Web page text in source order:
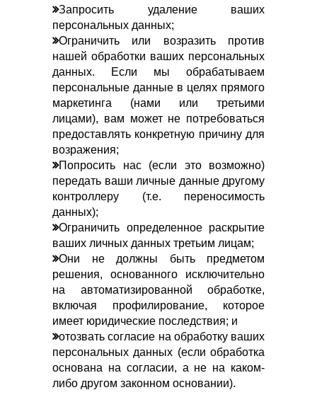
Запросить удаление ваших
персональных данных;
Ограничить или возразить против
нашей обработки ваших персональных
данных. Если мы обрабатываем
персональные данные в целях прямого
маркетинга (нами или третьими
лицами), вам может не потребоваться
предоставлять конкретную причину для
возражения;
Попросить нас (если это возможно)
передать ваши личные данные другому
контроллеру (т.е. переносимость
данных);
Ограничить определенное раскрытие
ваших личных данных третьим лицам;
Они не должны быть предметом
решения, основанного исключительно
на автоматизированной обработке,
включая профилирование, которое
имеет юридические последствия; и
отозвать согласие на обработку ваших
персональных данных (если обработка
основана на согласии, а не на каком-
либо другом законном основании).